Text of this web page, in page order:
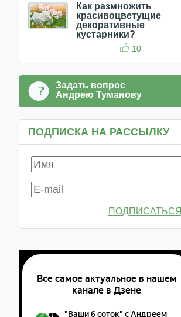
Как размножить
красивоцветущие
декоративные
кустарники?
10
Задать вопрос
Андрею Туманову
ПОДПИСКА НА РАССЫЛКУ
ПОДПИСАТЬСЯ